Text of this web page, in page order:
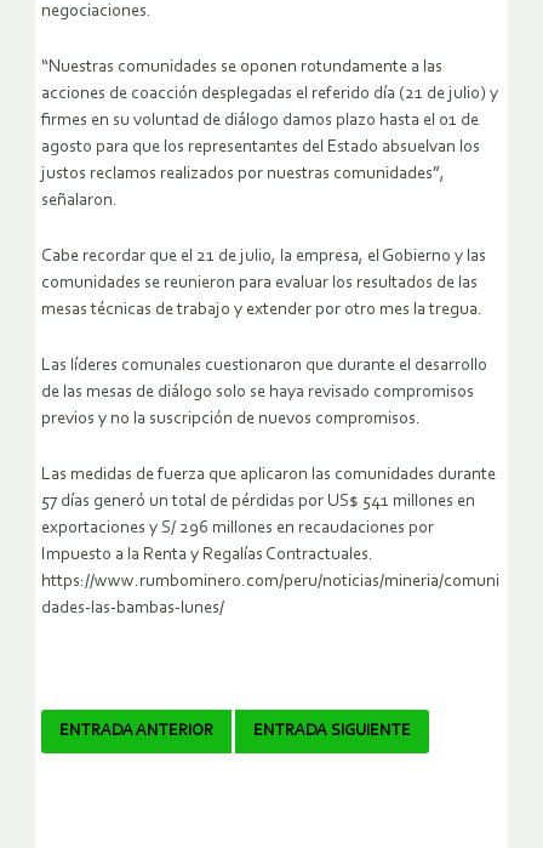
negociaciones.
“Nuestras comunidades se oponen rotundamente a las
acciones de coacción desplegadas el referido día (21 de julio) y
firmes en su voluntad de diálogo damos plazo hasta el 01 de
agosto para que los representantes del Estado absuelvan los
justos reclamos realizados por nuestras comunidades”,
señalaron.
Cabe recordar que el 21 de julio, la empresa, el Gobierno y las
comunidades se reunieron para evaluar los resultados de las
mesas técnicas de trabajo y extender por otro mes la tregua.
Las líderes comunales cuestionaron que durante el desarrollo
de las mesas de diálogo solo se haya revisado compromisos
previos y no la suscripción de nuevos compromisos.
Las medidas de fuerza que aplicaron las comunidades durante
57 días generó un total de pérdidas por US$ 541 millones en
exportaciones y S/ 296 millones en recaudaciones por
Impuesto a la Renta y Regalías Contractuales.
https://www.rumbominero.com/peru/noticias/mineria/comuni
dades-las-bambas-lunes/
Navegador
ENTRADA ANTERIOR ENTRADA SIGUIENTE